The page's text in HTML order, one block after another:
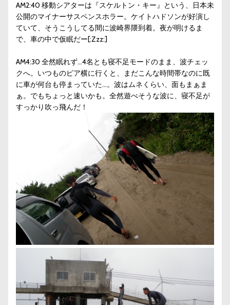
AM2:40 移動シアターは『スケルトン・キー』という、日本未
公開のマイナーサスペンスホラー。ケイトハドソンが好演し
ていて、そうこうしてる間に波崎界隈到着。夜が明けるま
で、車の中で仮眠だー[:Zzz:]
AM4:30 全然眠れず…4名とも寝不足モードのまま、波チェッ
クへ。いつものピア横に行くと、まだこんな時間帯なのに既
に車が何台も停まっていた…。波はムネくらい、面もまぁま
ぁ。でもちょっと速いかも。全然遊べそうな波に、寝不足が
すっかり吹っ飛んだ！